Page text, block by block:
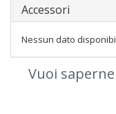
Accessori
Nessun dato
Vuoi